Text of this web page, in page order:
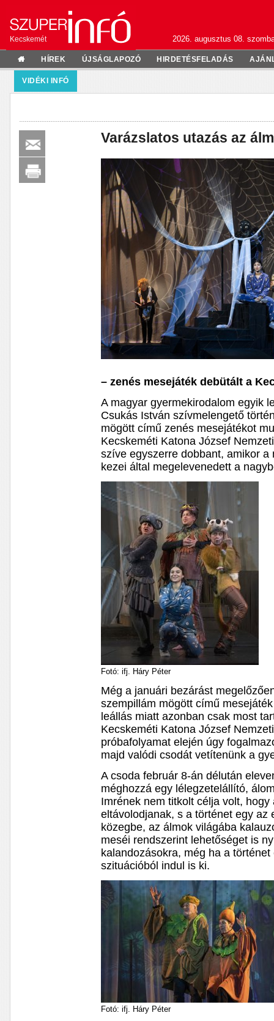
Kecskemét 2026. augusztus 08.
HÍREK ÚJSÁGLAPOZÓ HIRDETÉSFELADÁS
VIDÉKI INFÓ
Varázslatos utazás az
– zenés mesejáték debütált a
A magyar gyermekirodalom egyik
Csukás István szívmelengető
mögött című zenés mesejátékot
Kecskeméti Katona József
szíve egyszerre dobbant, amikor
kezei által megelevenedett a
Fotó: ifj. Háry Péter
Még a januári bezárást
szempillám mögött című
leállás miatt azonban csak most
Kecskeméti Katona József
próbafolyamat elején úgy
majd valódi csodát vetítenünk a
A csoda február 8-án délután
méghozzá egy lélegzetelállító,
Imrének nem titkolt célja volt,
eltávolodjanak, s a történet egy az
közegbe, az álmok világába
meséi rendszerint lehetőséget is
kalandozásokra, még ha a
szituációból indul is ki.
Fotó: ifj. Háry Péter